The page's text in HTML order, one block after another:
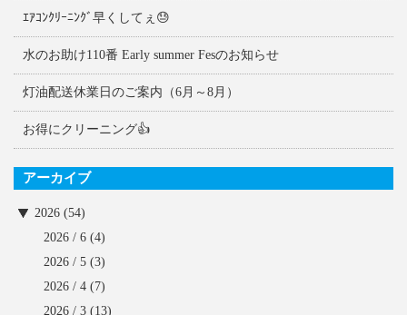
ｴｱｺﾝｸﾘｰﾆﾝｸﾞ早くしてぇ😓
水のお助け110番 Early summer Fesのお知らせ
灯油配送休業日のご案内（6月～8月）
お得にクリーニング👍
アーカイブ
2026 (54)
2026 / 6 (4)
2026 / 5 (3)
2026 / 4 (7)
2026 / 3 (13)